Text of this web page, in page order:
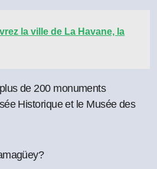
la ville de La Havane, la
de 200 monuments
Historique et le Musée des